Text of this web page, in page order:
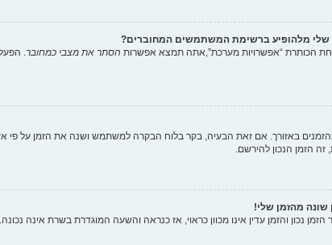
מלהופיע ברשימת המשתמשים המחוברים?
הכותרת “אפשרויות מערכת”,אתה תמצא אפשרות הסתר את מצבי כמחובר .
באזורך. אם זאת הבעיה, בקר בלוח הבקרה למשתמש ושנה את הזמן על פי
הזמן הנכון להירשם.
שונה מהזמן שלי!
נכון והזמן עדין אינו מכוון כראוי, אז כנראה והשעה המוגדרת בשרת אינה